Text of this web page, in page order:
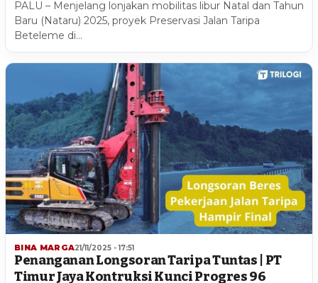
PALU – Menjelang lonjakan mobilitas libur Natal dan Tahun
Baru (Nataru) 2025, proyek Preservasi Jalan Taripa
Beteleme di…
BINA MARGA21/11/2025 - 17:51
Penanganan Longsoran Taripa Tuntas | PT
Timur Jaya Kontruksi Kunci Progres 96